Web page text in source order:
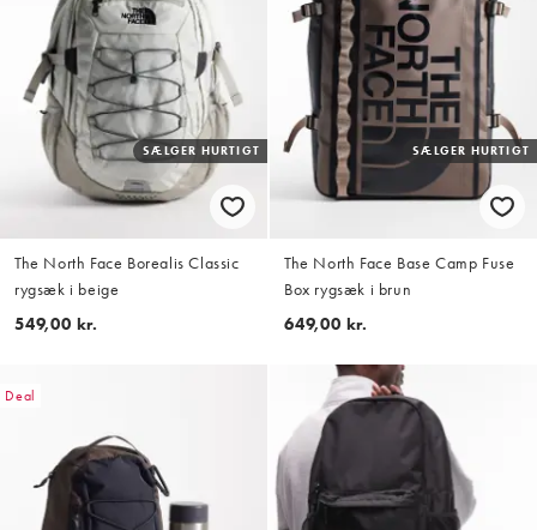
SÆLGER HURTIGT
The North Face Borealis Classic
rygsæk i beige
549,00 kr.
SÆLGER HURTIGT
The North Face Base Camp Fuse
Box rygsæk i brun
649,00 kr.
Deal